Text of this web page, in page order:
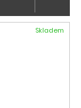
Skladem